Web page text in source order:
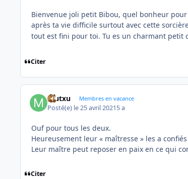
Bienvenue joli petit Bibou, quel bonheur
après ta vie difficile surtout avec cette
tout est fini pour toi. Tu es un charmant petit
Citer
mutxu Membres en vacance
Posté(e) le 25 avril 20215 a
Ouf pour tous les deux.
Heureusement leur « maîtresse » les a confiés
Leur maître peut reposer en paix en ce qui
Citer